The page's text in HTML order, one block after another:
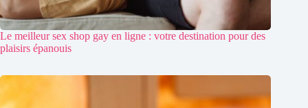
Le meilleur sex shop gay en ligne : votre destination pour des
plaisirs épanouis